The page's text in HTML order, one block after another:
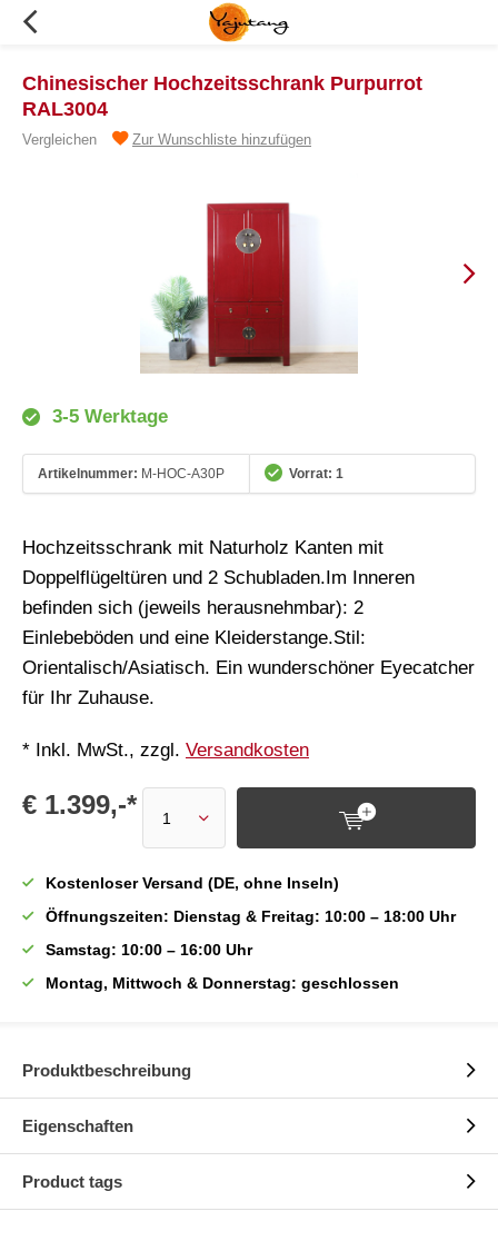
Chinesischer Hochzeitsschrank Purpurrot
RAL3004
Vergleichen Zur Wunschliste hinzufügen
3-5 Werktage
Artikelnummer: M-HOC-A30P Vorrat: 1
Hochzeitsschrank mit Naturholz Kanten mit
Doppelflügeltüren und 2 Schubladen.Im Inneren
befinden sich (jeweils herausnehmbar): 2
Einlebeböden und eine Kleiderstange.Stil:
Orientalisch/Asiatisch. Ein wunderschöner Eyecatcher
für Ihr Zuhause.
* Inkl. MwSt., zzgl. Versandkosten
€ 1.399,-*
Kostenloser Versand (DE, ohne Inseln)
Öffnungszeiten: Dienstag & Freitag: 10:00 – 18:00 Uhr
Samstag: 10:00 – 16:00 Uhr
Montag, Mittwoch & Donnerstag: geschlossen
Produktbeschreibung
Eigenschaften
Product tags